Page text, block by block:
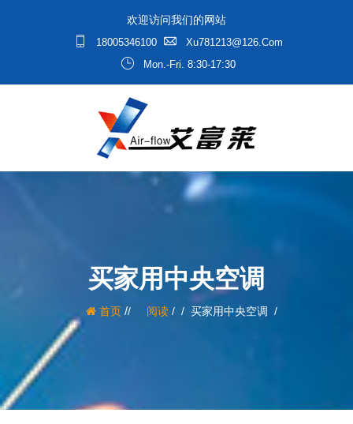
欢迎访问我们的网站
18005346100
Xu781213@126.com
Mon.-Fri. 8:30-17:30
买家用中央空调
首页/ 阅读/ 买家用中央空调